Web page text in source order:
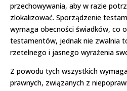
przechowywania, aby w razie
zlokalizować. Sporządzenie
wymaga obecności świadków, co
testamentów, jednak nie zwalnia
rzetelnego i jasnego wyrażenia
Z powodu tych wszystkich
prawnych, związanych z